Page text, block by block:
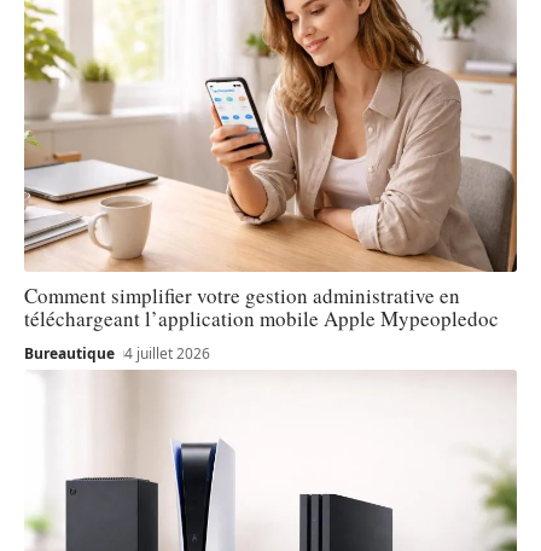
Comment simplifier votre gestion administrative en
téléchargeant l’application mobile Apple Mypeopledoc
Bureautique 4 juillet 2026